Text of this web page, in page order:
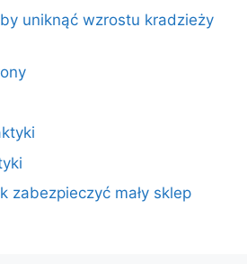
uniknąć wzrostu kradzieży
zabezpieczyć mały sklep